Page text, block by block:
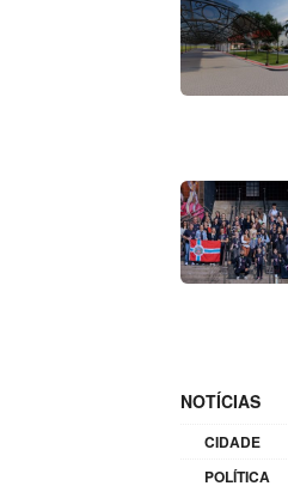
NOTÍCIAS
CIDADE
POLÍTICA